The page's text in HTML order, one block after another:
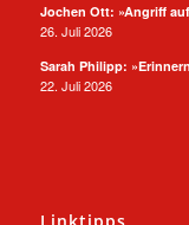
Jochen Ott: »Angriff
26. Juli 2026
Sarah Philipp:
22. Juli 2026